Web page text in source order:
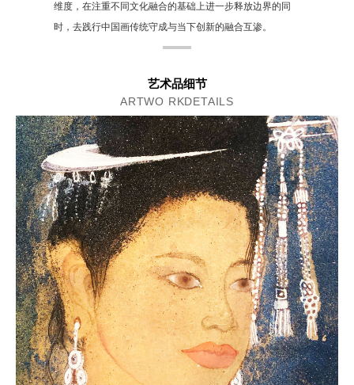
维度，在注重不同文化融合的基础上进一步释放边界的同
时，去践行中国画传统守成与当下创新的融合互渗。
艺术品细节
ARTWO RKDETAILS